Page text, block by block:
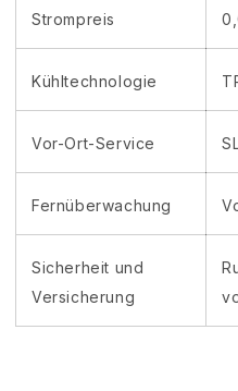
Strompreis
Kühltechnologie
Vor-Ort-Service
Fernüberwachung
Sicherheit und
Versicherung